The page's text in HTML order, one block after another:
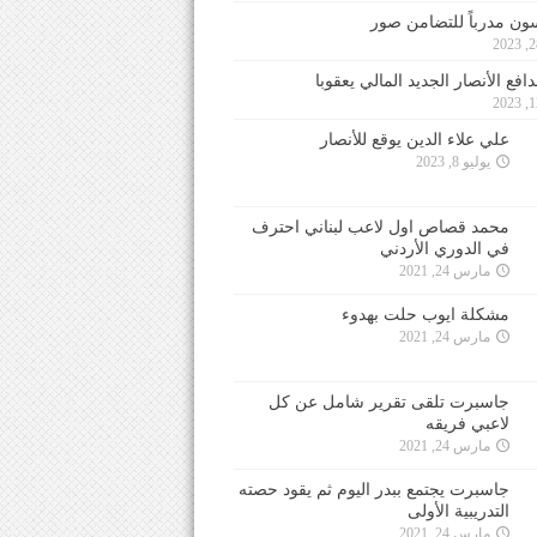
مدرباً للتضامن صور
الأنصار الجديد المالي يعقوبا
علي علاء الدين يوقع للأنصار
يوليو 8, 2023
محمد قصاص اول لاعب لبناني احترف
في الدوري الأردني
مارس 24, 2021
مشكلة ايوب حلت بهدوء
مارس 24, 2021
جاسبرت تلقى تقرير شامل عن كل
لاعبي فريقه
مارس 24, 2021
جاسبرت يجتمع ببدر اليوم ثم يقود حصته
التدريبية الأولى
مارس 24, 2021